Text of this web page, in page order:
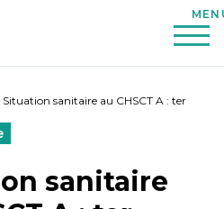
Situation sanitaire au CHSCT A : ter
sanitaire